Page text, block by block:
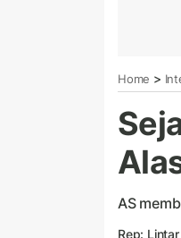
Home >
AS
Rep: